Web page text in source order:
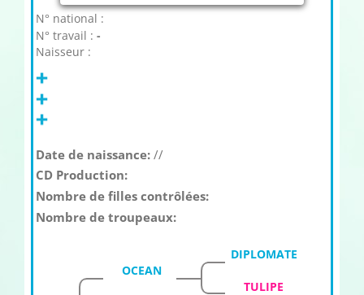
N° national :
N° travail : -
Naisseur :
Date de naissance://
CD Production:
Nombre de filles contrôlées:
Nombre de troupeaux:
OCEAN
DIPLOMATE
TULIPE